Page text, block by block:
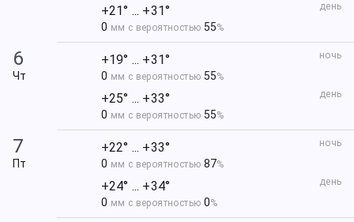
день
+21° ... +31°
0 мм с вероятностью 55%
6
Чт
ночь
+19° ... +31°
0 мм с вероятностью 55%
день
+25° ... +33°
0 мм с вероятностью 55%
7
Пт
ночь
+22° ... +33°
0 мм с вероятностью 87%
день
+24° ... +34°
0 мм с вероятностью 0%